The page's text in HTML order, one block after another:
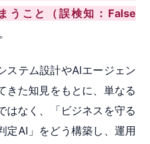
うこと（誤検知：False
ステム設計やAIエージェン
きた知見をもとに、単なる
はなく、「ビジネスを守る
定AI」をどう構築し、運用